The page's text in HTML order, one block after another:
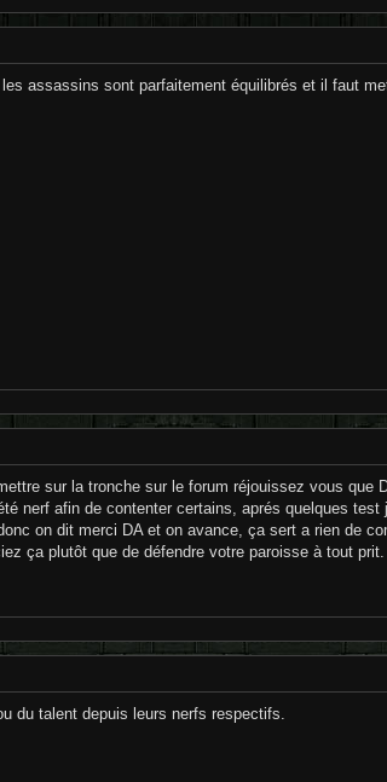
assassins sont parfaitement équilibrés et il faut
sur la tronche sur le forum réjouissez vous
nerf afin de contenter certains, aprés quelques
on dit merci DA et on avance, ça sert a rien de
ça plutôt que de défendre votre paroisse à tout prit.
du talent depuis leurs nerfs respectifs.